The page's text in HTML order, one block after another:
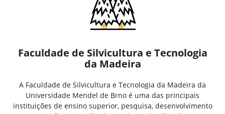
Faculdade de Silvicultura e Tecnologia
da Madeira
A Faculdade de Silvicultura e Tecnologia da Madeira da
Universidade Mendel de Brno é uma das principais
instituições de ensino superior, pesquisa, desenvolvimento